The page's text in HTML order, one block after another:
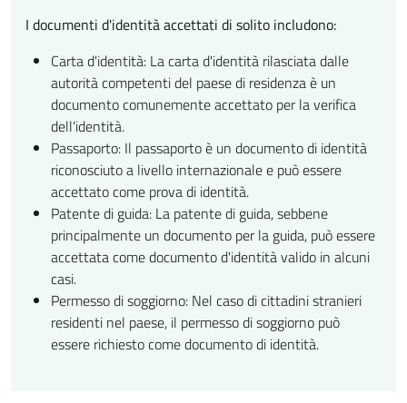
I documenti d'identità accettati di solito includono:
Carta d'identità: La carta d'identità rilasciata dalle
autorità competenti del paese di residenza è un
documento comunemente accettato per la verifica
dell'identità.
Passaporto: Il passaporto è un documento di identità
riconosciuto a livello internazionale e può essere
accettato come prova di identità.
Patente di guida: La patente di guida, sebbene
principalmente un documento per la guida, può essere
accettata come documento d'identità valido in alcuni
casi.
Permesso di soggiorno: Nel caso di cittadini stranieri
residenti nel paese, il permesso di soggiorno può
essere richiesto come documento di identità.